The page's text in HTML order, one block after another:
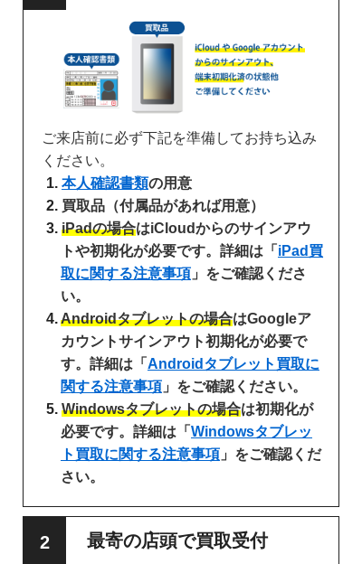
ご来店前に必ず下記を準備してお持ち込み
ください。
本人確認書類の用意
買取品（付属品があれば用意）
iPadの場合はiCloudからのサインアウ
トや初期化が必要です。詳細は「 iPad買
取に関する注意事項 」をご確認くださ
い。
Androidタブレットの場合はGoogleア
カウントサインアウト初期化が必要で
す。詳細は「 Androidタブレット買取に
関する注意事項 」をご確認ください。
Windowsタブレットの場合は初期化が
必要です。詳細は「 Windowsタブレッ
ト買取に関する注意事項 」をご確認くだ
さい。
最寄の店頭で買取受付